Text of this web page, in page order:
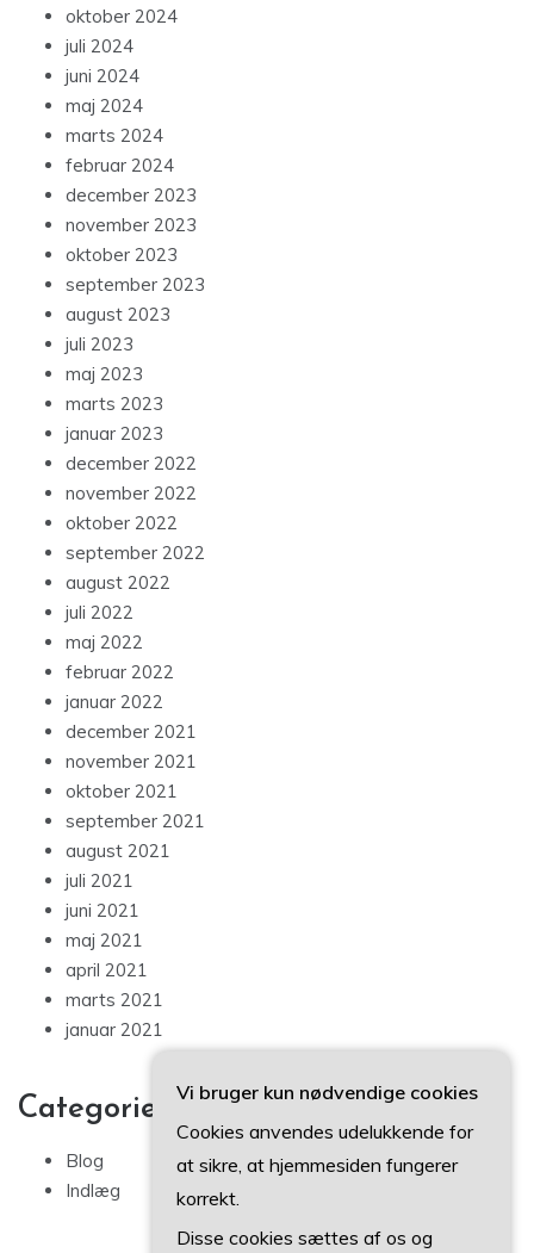
oktober 2024
juli 2024
juni 2024
maj 2024
marts 2024
februar 2024
december 2023
november 2023
oktober 2023
september 2023
august 2023
juli 2023
maj 2023
marts 2023
januar 2023
december 2022
november 2022
oktober 2022
september 2022
august 2022
juli 2022
maj 2022
februar 2022
januar 2022
december 2021
november 2021
oktober 2021
september 2021
august 2021
juli 2021
juni 2021
maj 2021
april 2021
marts 2021
januar 2021
Categories
Blog
Indlæg
Vi bruger kun nødvendige cookies
Cookies anvendes udelukkende for
at sikre, at hjemmesiden fungerer
korrekt.
Disse cookies sættes af os og